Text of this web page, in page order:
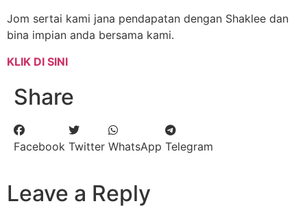
Jom sertai kami jana pendapatan dengan Shaklee dan
bina impian anda bersama kami.
KLIK DI SINI
Share
Facebook Twitter WhatsApp Telegram
Leave a Reply